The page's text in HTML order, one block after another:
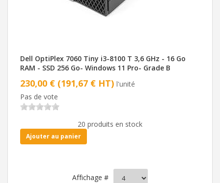
Dell OptiPlex 7060 Tiny i3-8100 T 3,6 GHz - 16 Go
RAM - SSD 256 Go- Windows 11 Pro- Grade B
230,00 € (191,67 € HT) l'unité
Pas de vote
20 produits en stock
Ajouter au panier
Affichage #